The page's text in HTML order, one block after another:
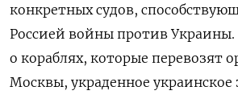
конкретных судов,
Россией войны против Украины.
о кораблях, которые перевозят
Москвы, украденное украинское